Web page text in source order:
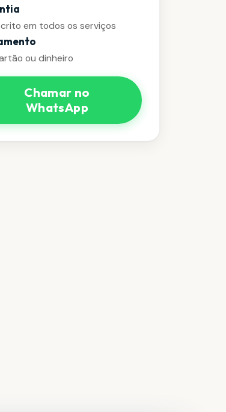
em todos os serviços
ou dinheiro
Chamar no
WhatsApp